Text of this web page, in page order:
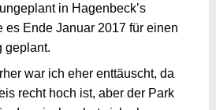
in Hagenbeck’s
es Ende Januar 2017 für einen
geplant.
war ich eher enttäuscht, da
recht hoch ist, aber der Park